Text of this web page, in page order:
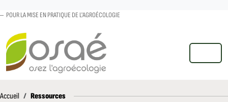
POUR LA MISE EN PRATIQUE DE L'AGROÉCOLOGIE
MENU
Accueil AccueilRessources